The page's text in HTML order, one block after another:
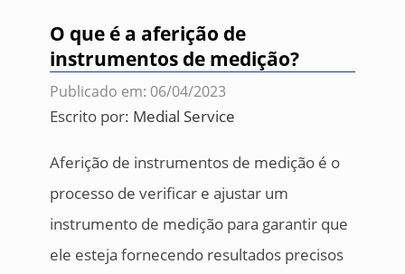
O que é a aferição de
instrumentos de medição?
Publicado em: 06/04/2023
Escrito por: Medial Service
Aferição de instrumentos de medição é o
processo de verificar e ajustar um
instrumento de medição para garantir que
ele esteja fornecendo resultados precisos